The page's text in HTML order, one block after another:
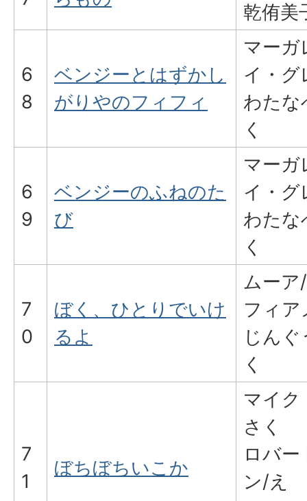
乾侑美
6
8
ベンジーとはずかし
がりやのフィフィ
マーガ
イ・
わた
く
6
9
ベンジーのふねのた
び
マーガ
イ・
わた
く
7
0
ぼく、ひとりでいけ
るよ
ムーア
フィ
じん
く
7
1
ぼちぼちいこか
マイ
さく
ロバ
ン/え